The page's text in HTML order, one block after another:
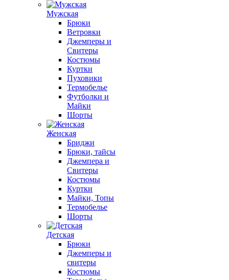
Мужская
Брюки
Ветровки
Джемперы и
Свитеры
Костюмы
Куртки
Пуховики
Термобелье
Футболки и
Майки
Шорты
Женская
Бриджи
Брюки, тайсы
Джемпера и
Свитеры
Костюмы
Куртки
Майки, Топы
Термобелье
Шорты
Детская
Брюки
Джемперы и
свитеры
Костюмы